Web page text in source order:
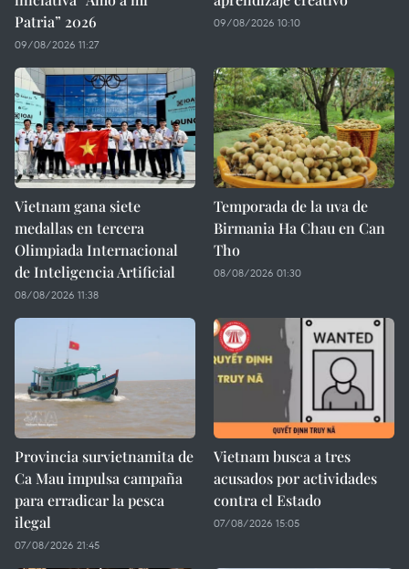
Patria” 2026
09/08/2026 11:27
09/08/2026 10:10
Vietnam gana siete
medallas en tercera
Olimpiada Internacional
de Inteligencia Artificial
08/08/2026 11:38
Temporada de la uva de
Birmania Ha Chau en Can
Tho
08/08/2026 01:30
Provincia survietnamita de
Ca Mau impulsa campaña
para erradicar la pesca
ilegal
07/08/2026 21:45
Vietnam busca a tres
acusados por actividades
contra el Estado
07/08/2026 15:05